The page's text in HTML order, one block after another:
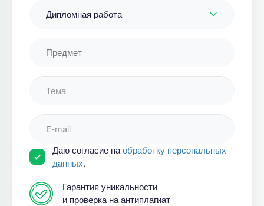
Дипломная работа
Даю согласие наобработку персональных
данных.
Гарантия уникальности
и проверка на антиплагиат